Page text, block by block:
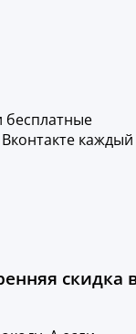
бесплатные
каждый
скидка